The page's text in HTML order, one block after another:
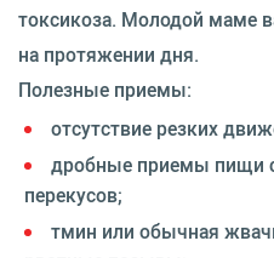
токсикоза. Молодой маме
на протяжении дня.
Полезные приемы:
отсутствие резких
дробные приемы пищи
перекусов;
тмин или обычная